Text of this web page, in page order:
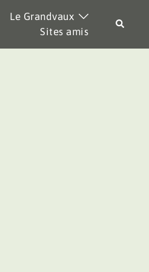
Le Grandvaux
Sites amis